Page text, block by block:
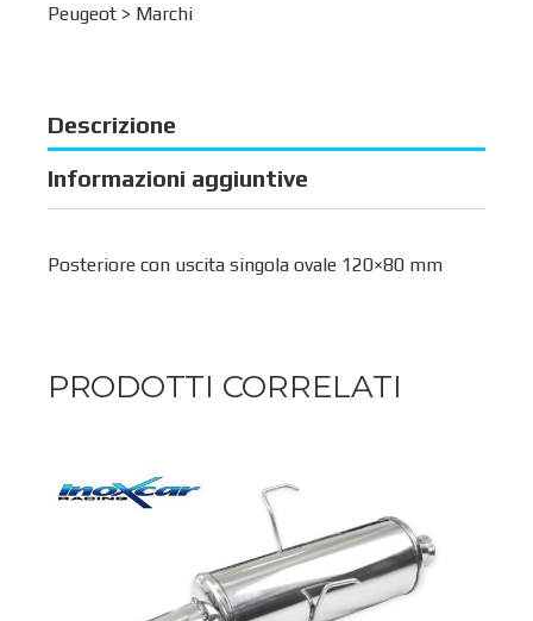
Peugeot > Marchi
Descrizione
Informazioni aggiuntive
Posteriore con uscita singola ovale 120×80 mm
PRODOTTI CORRELATI